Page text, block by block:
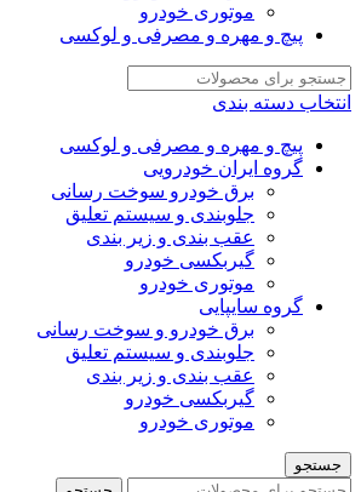
موتوری خودرو
پیچ و مهره و مصرفی و لوکسی
انتخاب دسته بندی
پیچ و مهره و مصرفی و لوکسی
گروه ایران خودرویی
برق خودرو سوخت رسانی
جلوبندی و سیستم تعلیق
عقب بندی و زیر بندی
گیربکسی خودرو
موتوری خودرو
گروه سایپایی
برق خودرو و سوخت رسانی
جلوبندی و سیستم تعلیق
عقب بندی و زیر بندی
گیربکسی خودرو
موتوری خودرو
جستجو